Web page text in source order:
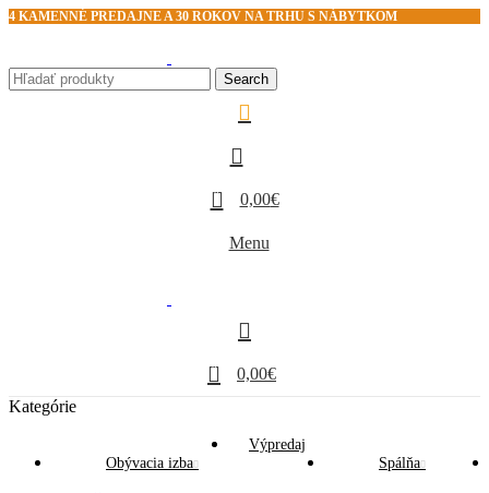
4 KAMENNÉ PREDAJNE A 30 ROKOV NA TRHU S NÁBYTKOM
Search
0 0,00€
Menu
0 0,00€
Kategórie
Obývacia izba
Výpredaj
Spálňa